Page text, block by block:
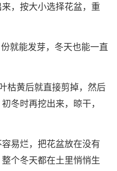
，按大小选择花盆，重
就能发芽，冬天也能一直
枯黄后就直接剪掉，然后
冬时再挖出来，晾干，
易烂，把花盆放在没有
个冬天都在土里悄悄生